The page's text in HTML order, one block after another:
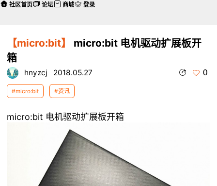
【micro:bit】
micro:bit 电机驱动扩展板开
箱
hnyzcj 2018.05.27 0
#micro:bit #资讯
micro:bit 电机驱动扩展板开箱
社区首页 论坛 商城 登录